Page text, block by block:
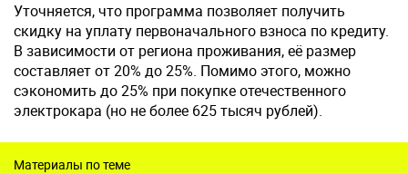
Уточняется, что программа позволяет получить
скидку на уплату первоначального взноса по кредиту.
В зависимости от региона проживания, её размер
составляет от 20% до 25%. Помимо этого, можно
сэкономить до 25% при покупке отечественного
электрокара (но не более 625 тысяч рублей).
Материалы по теме